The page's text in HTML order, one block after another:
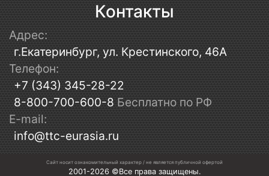
Контакты
Адрес:
г.Екатеринбург, ул. Крестинского, 46А
Телефон:
+7 (343) 345-28-22
8-800-700-600-8 Бесплатно по РФ
E-mail:
info@ttc-eurasia.ru
Сайт носит ознакомительный характер / не является публичной офертой
2001-2026 ©Все права защищены.